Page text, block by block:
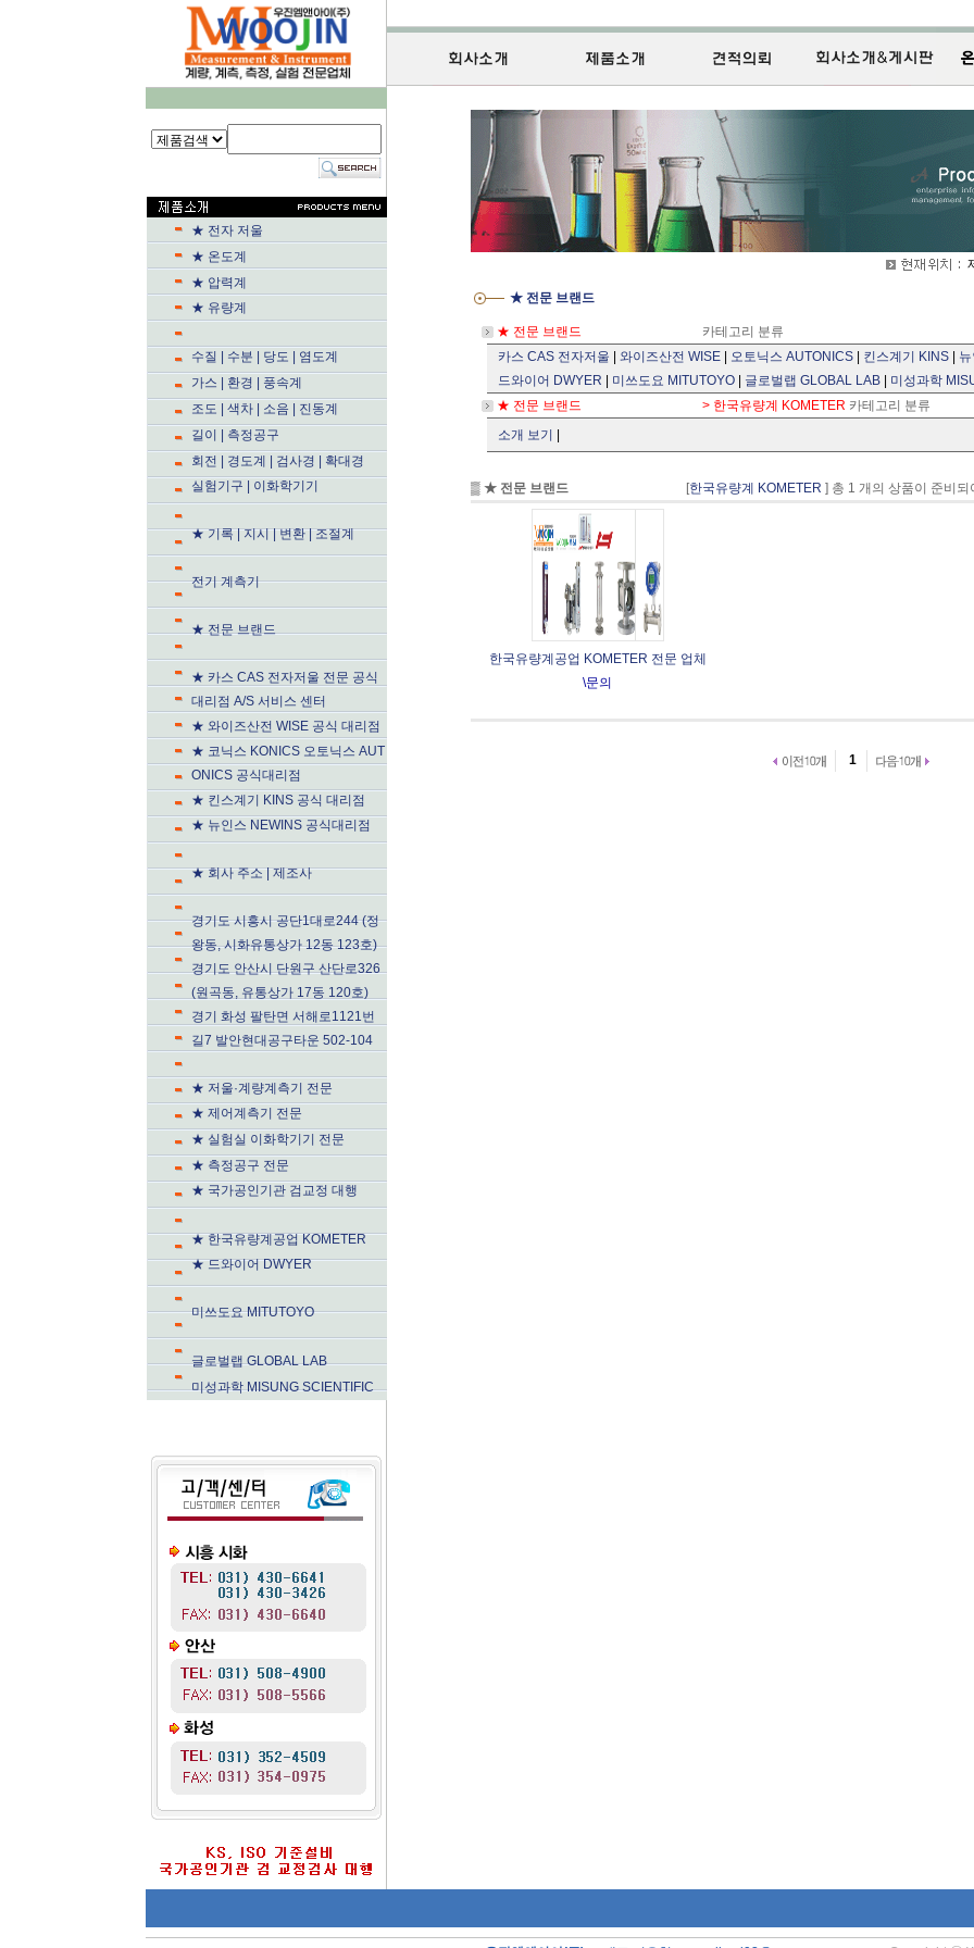
★ 전자 저울
★ 온도계
★ 압력계
★ 유량계
수질 | 수분 | 당도 | 염도계
가스 | 환경 | 풍속계
조도 | 색차 | 소음 | 진동계
길이 | 측정공구
회전 | 경도계 | 검사경 | 확대경
실험기구 | 이화학기기
★ 기록 | 지시 | 변환 | 조절계
전기 계측기
★ 전문 브랜드
★ 카스 CAS 전자저울 전문 공식
대리점 A/S 서비스 센터
★ 와이즈산전 WISE 공식 대리점
★ 코닉스 KONICS 오토닉스 AUT
ONICS 공식대리점
★ 킨스계기 KINS 공식 대리점
★ 뉴인스 NEWINS 공식대리점
★ 회사 주소 | 제조사
경기도 시흥시 공단1대로244 (정
왕동, 시화유통상가 12동 123호)
경기도 안산시 단원구 산단로326
(원곡동, 유통상가 17동 120호)
경기 화성 팔탄면 서해로1121번
길7 발안현대공구타운 502-104
★ 저울·계량계측기 전문
★ 제어계측기 전문
★ 실험실 이화학기기 전문
★ 측정공구 전문
★ 국가공인기관 검교정 대행
★ 한국유량계공업 KOMETER
★ 드와이어 DWYER
미쓰도요 MITUTOYO
글로벌랩 GLOBAL LAB
미성과학 MISUNG SCIENTIFIC
★ 전문 브랜드
★ 전문 브랜드
카테고리 분류
카스 CAS 전자저울
와이즈산전 WISE 오토닉스 AUTONICS 킨스계기 KINS
드와이어 DWYER
미쓰도요 MITUTOYO 글로벌랩 GLOBAL LAB 미성과학
★ 전문 브랜드 > 한국유량계 KOMETER 카테고리 분류
소개 보기
▒ ★ 전문 브랜드 [한국유량계 KOMETER ] 총 1 개의 상품이 준비되
한국유량계공업 KOMETER 전문 업체
\문의
1